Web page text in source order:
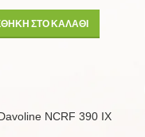
ΣΤΟ ΚΑΛΑΘΙ
NCRF 390 IX